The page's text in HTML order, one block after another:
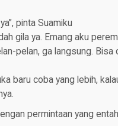
pinta Suamiku
gila ya. Emang aku
pelan, ga langsung.
baru coba yang lebih,
permintaan yang